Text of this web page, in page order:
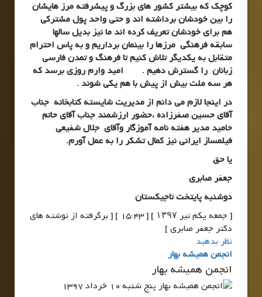
کوچک که بیشتر کشور های بزرگ و پیشرفته مرز هایشان
را بین خودشان برداشته اند و حتی واحد پول مشترکی
هم برای خودشان تعریف کرده اند ما نیز بدیل سالها
سابقه فرهنگی مرزها را بینمان برداریم و به پاس احترام
متقابل به یکدیگر تلاش کنیم تا فرهنگ و تمدن فارسی
زبانان را گسترش دهیم . امید وارم روزی برسد که
هر سه ملت بیش از پیش با هم یکی شوند .
در اینجا لازم می دانم از مدیریت شایسته کتابخانه جناب
آقای حسین صفرزاده ،حضور ارزشمند جناب آقای حاتم
حامید مدیر هفته نامه آموزگار وآقای جلال شفیعی
فیلمساز ایرانی نیز کمال تشکر را به عمل آورم.
یا حق
جعفر صابری
دوشنبه پایتخت تاجیکستان
[ جمعه یکم تیر ۱۳۹۷ ] [ 15:43 ] [ برگرفته از نوشته های
دکتر جعفر صابری ]
نظر بدهید
انجمن همیشه بهار
انجمن همیشه بهار
پنج شنبه 10 خرداد 1397